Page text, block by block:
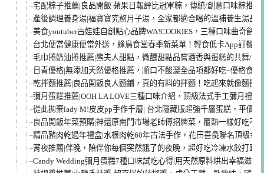
宅配粽子推薦|良品開飯 蘋果日報評比冠軍粽，傳統/創意口味粽推
產後調理養身湯|福寶寶究熬月子湯，全家都適合喝的溫補養生湯品
美食youtuber古娃娃自創點心品牌WA!COOKIES，三種口味曲奇餅+
台北便當健康便當外送，蜂鳥食堂春季新菜單！輕食低卡App訂餐超
毛巾捲奶油捲推薦|熊夫人甜點，微醺甜點品嘗酒香與蛋糕的共舞/宅
日青優格|無添加天然優格推薦，順口不酸澀全品項都好吃~優格食譜
乾拌麵推薦|良品開飯良人麵鋪，真的有料的拌麵！吃起來就像麵攤
彌月蛋糕推薦|OOH LA LOVE三種口味介紹，頂級法式手工彌月禮盒
從此拋棄lady M!皮皮pp手作千層| 台北隱藏版超強千層蛋糕，平價
良品開飯年菜預購|神還原南門市場老師傅招牌菜，覆熱一樣好吃不
精品豬肉乾過年禮盒|水根肉乾60年古法手作，花田喜彘聯名頂級金
宵夜推薦|伴晚，陪伴你每個突然餓了的夜晚，超好吃冷凍水餃打趴
Candy Wedding彌月蛋糕7種口味試吃心得|用天然原料烘出幸福滋味